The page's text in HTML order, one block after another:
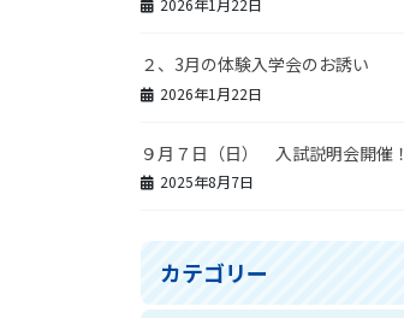
2026年1月22日
２、3月の体験入学会のお誘い
2026年1月22日
９月７日（日） 入試説明会開催！
2025年8月7日
カテゴリー